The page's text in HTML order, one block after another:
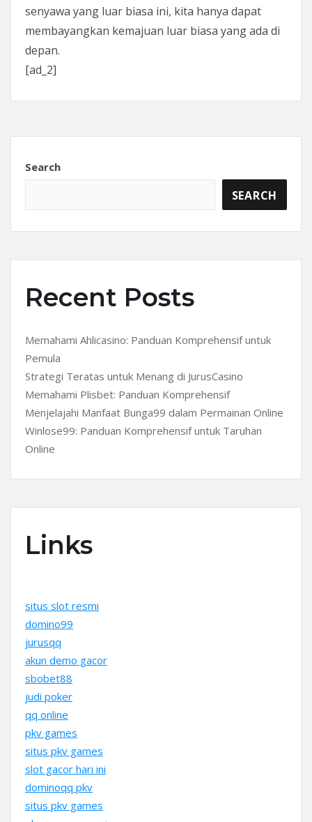
senyawa yang luar biasa ini, kita hanya dapat
membayangkan kemajuan luar biasa yang ada di
depan.
[ad_2]
Search
SEARCH
Recent Posts
Memahami Ahlicasino: Panduan Komprehensif untuk
Pemula
Strategi Teratas untuk Menang di JurusCasino
Memahami Plisbet: Panduan Komprehensif
Menjelajahi Manfaat Bunga99 dalam Permainan Online
Winlose99: Panduan Komprehensif untuk Taruhan
Online
Links
situs slot resmi
domino99
jurusqq
akun demo gacor
sbobet88
judi poker
qq online
pkv games
situs pkv games
slot gacor hari ini
dominoqq pkv
situs pkv games